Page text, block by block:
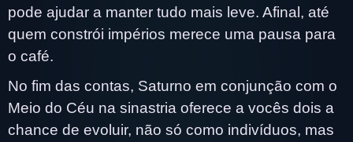
pode ajudar a manter tudo mais leve. Afinal, até
quem constrói impérios merece uma pausa para
o café.
No fim das contas, Saturno em conjunção com o
Meio do Céu na sinastria oferece a vocês dois a
chance de evoluir, não só como indivíduos, mas